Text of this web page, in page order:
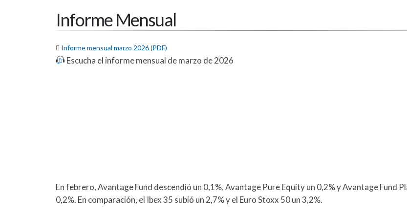
Informe Mensual
 Informe mensual marzo 2026 (PDF)
Escucha el informe mensual de marzo de 2026
En febrero, Avantage Fund descendió un 0,1%, Avantage Pure Equity un 0,2% y Avantage Fund
0,2%. En comparación, el Ibex 35 subió un 2,7% y el Euro Stoxx 50 un 3,2%.